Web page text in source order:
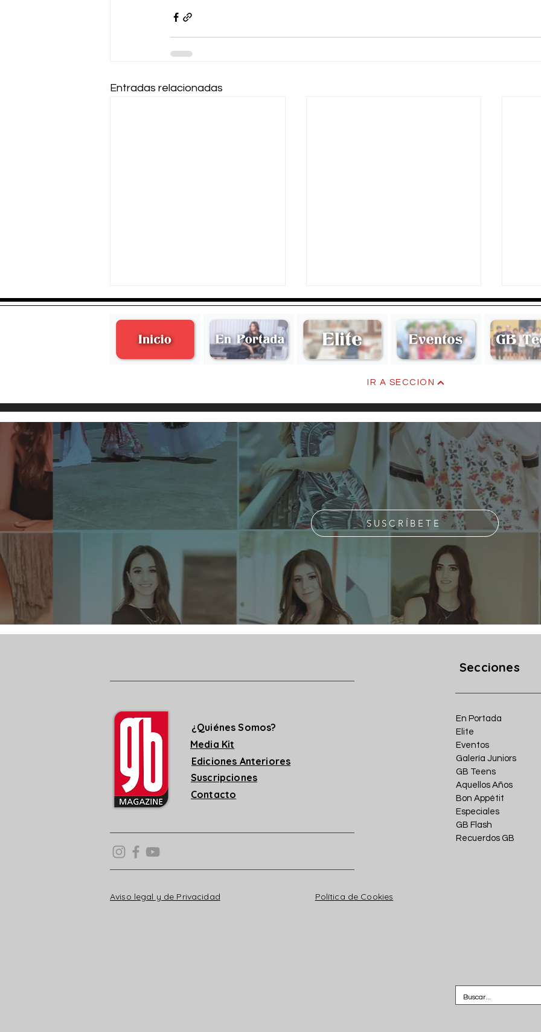
Entradas relacionadas
Karime & Aldo
IR A SECCIÓN
SUSCRÍBETE
¿Quiénes Somos?
Media Kit
Ediciones Anteriores
Suscripciones
Contacto
Aviso legal y de Privacidad Política de Cookies
Secciones
En Portada
Elite
Eventos
Galería Juniors
GB Teens
Aquellos Años
Bon Appétit
Especiales
GB Flash
Recuerdos GB